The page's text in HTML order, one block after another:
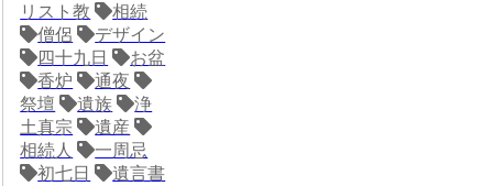
リスト教
相続
僧侶
デザイン
四十九日
お盆
香炉
通夜
祭壇
遺族
浄
土真宗
遺産
相続人
一周忌
初七日
遺言書